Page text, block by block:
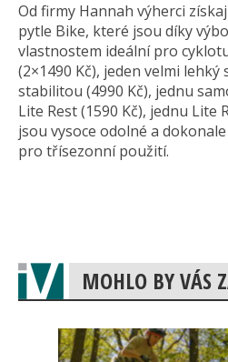
Od firmy Hannah výherci
pytle Bike, které jsou díky
vlastnostem ideální pro
(2×1490 Kč), jeden velmi
stabilitou (4990 Kč), jednu
Lite Rest (1590 Kč), jednu Lite
jsou vysoce odolné a
pro třísezonní použití.
MOHLO BY VÁS